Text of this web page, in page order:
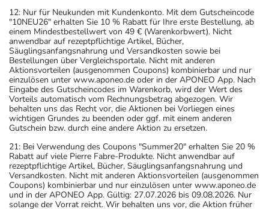
12: Nur für Neukunden mit Kundenkonto. Mit dem Gutscheincode
"10NEU26" erhalten Sie 10 % Rabatt für Ihre erste Bestellung, ab
einem Mindestbestellwert von 49 € (Warenkorbwert). Nicht
anwendbar auf rezeptpflichtige Artikel, Bücher,
Säuglingsanfangsnahrung und Versandkosten sowie bei
Bestellungen über Vergleichsportale. Nicht mit anderen
Aktionsvorteilen (ausgenommen Coupons) kombinierbar und nur
einzulösen unter www.aponeo.de oder in der APONEO App. Nach
Eingabe des Gutscheincodes im Warenkorb, wird der Wert des
Vorteils automatisch vom Rechnungsbetrag abgezogen. Wir
behalten uns das Recht vor, die Aktionen bei Vorliegen eines
wichtigen Grundes zu beenden oder ggf. mit einem anderen
Gutschein bzw. durch eine andere Aktion zu ersetzen.
21: Bei Verwendung des Coupons "Summer20" erhalten Sie 20 %
Rabatt auf viele Pierre Fabre-Produkte. Nicht anwendbar auf
rezeptpflichtige Artikel, Bücher, Säuglingsanfangsnahrung und
Versandkosten. Nicht mit anderen Aktionsvorteilen (ausgenommen
Coupons) kombinierbar und nur einzulösen unter www.aponeo.de
und in der APONEO App. Gültig: 27.07.2026 bis 09.08.2026. Nur
solange der Vorrat reicht. Wir behalten uns vor, die Aktion früher